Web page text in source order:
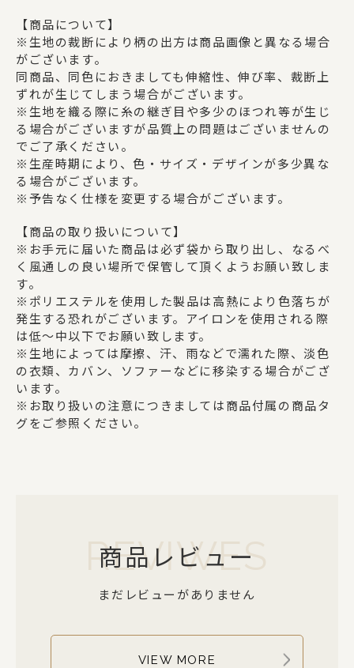
【商品について】
※生地の裁断により柄の出方は商品画像と異なる場合
がございます。
同商品、同色におきましても伸縮性、伸び率、裁断上
ずれが生じてしまう場合がございます。
※生地を織る際に糸の継ぎ目や多少のほつれ等が生じ
る場合がございますが品質上の問題はございませんの
でご了承ください。
※生産時期により、色・サイズ・デザインが多少異な
る場合がございます。
※予告なく仕様を変更する場合がございます。
【商品の取り扱いについて】
※お手元に届いた商品は必ず袋から取り出し、なるべ
く風通しの良い場所で保管して頂くようお願い致しま
す。
※ポリエステルを使用した製品は高熱により色落ちが
発生する恐れがございます。アイロンを使用される際
は低～中以下でお願い致します。
※生地によっては摩擦、汗、雨などで濡れた際、淡色
の衣類、カバン、ソファーなどに移染する場合がござ
います。
※お取り扱いの注意につきましては商品付属の商品タ
グをご参照ください。
REVIWES
商品レビュー
まだレビューがありません
VIEW MORE